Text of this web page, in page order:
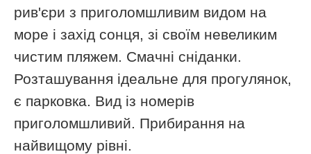
рив'єри з приголомшливим видом на
море і захід сонця, зі своїм невеликим
чистим пляжем. Смачні сніданки.
Розташування ідеальне для прогулянок,
є парковка. Вид із номерів
приголомшливий. Прибирання на
найвищому рівні.